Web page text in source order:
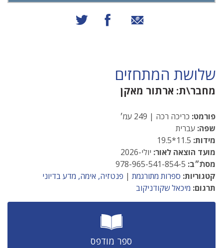
שיתוף באמצעות אימייל
שיתוף בפייסבוק
שלושת המתחזים
מחבר\ת: ארתור מאקן
פורמט: כריכה רכה | 249 עמ׳
שפה: עברית
מידות:
מועד הוצאה לאור: יולי-2026
מסתֿ״ב:
קטגוריות: ספרות מתורגמת | פנטזיה, אימה, מדע בדיוני
תרגום: מיכאל שקודניקוב
ספר מודפס